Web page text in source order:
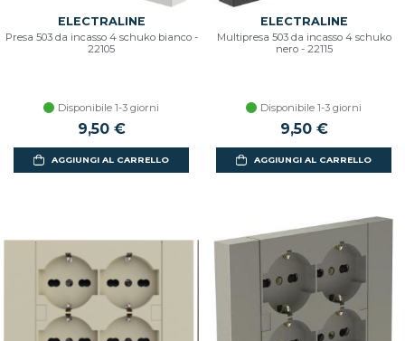
ELECTRALINE
Presa 503 da incasso 4 schuko bianco -
22105
Disponibile 1-3 giorni
9,50 €
AGGIUNGI AL CARRELLO
ELECTRALINE
Multipresa 503 da incasso 4 schuko
nero - 22115
Disponibile 1-3 giorni
9,50 €
AGGIUNGI AL CARRELLO